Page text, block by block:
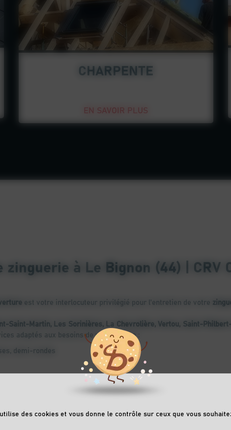
des cookies et vous donne le contrôle sur ceux que vous
CHARPENTE
EN SAVOIR PLUS
zinguerie à Le Bignon (44) | CRV
est votre interlocuteur privilégié pour l'entretien de votre
Saint-Martin, Les Sorinières, La Chevrolière, Vertou, Saint-
adaptés aux besoins de votre toiture :
demi-rondes